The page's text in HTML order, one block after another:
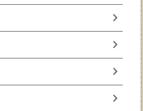
chevron_right
chevron_right
chevron_right
chevron_right